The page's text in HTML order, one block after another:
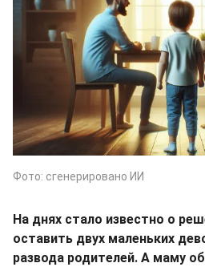
Фото: сгенерировано ИИ
На днях стало известно о
оставить двух маленьких
развода родителей. А маму